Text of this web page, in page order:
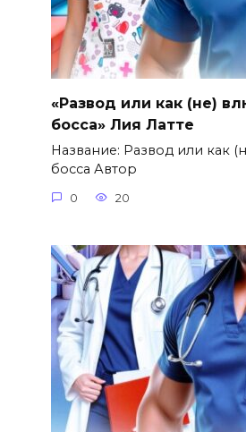
«Развод или как (не)
босса» Лия Латте
Название: Развод или как
босса Автор
0 20